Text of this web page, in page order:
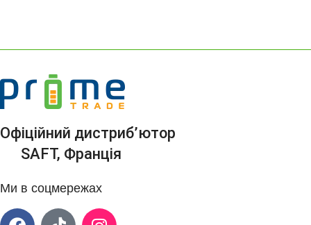
Офіційний дистриб’ютор
SAFT, Франція
Ми в соцмережах